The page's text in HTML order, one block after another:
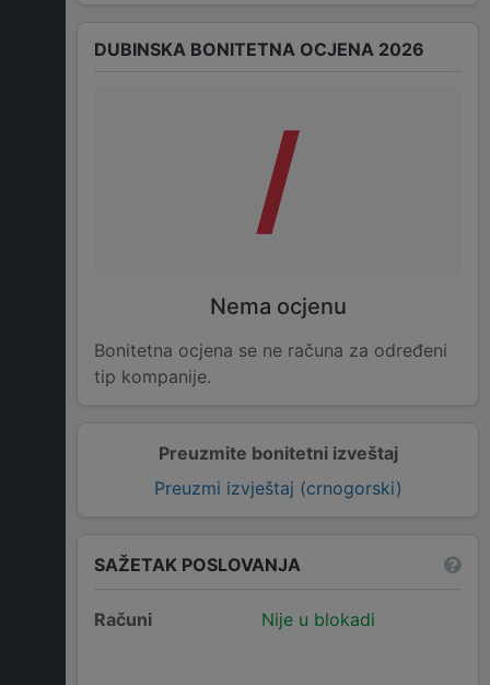
Preuzmite bonitetni izveštaj
Preuzmi izvještaj (crnogorski)
DUBINSKA BONITETNA OCJENA 2026
/
Nema ocjenu
Bonitetna ocjena se ne računa za određeni
tip kompanije.
SAŽETAK POSLOVANJA
Računi Nije u blokadi